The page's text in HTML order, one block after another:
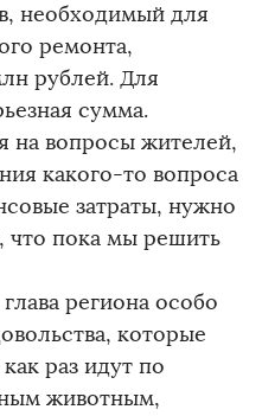
необходимый для
ремонта,
рублей. Для
сумма.
на вопросы жителей,
какого-то вопроса
затраты, нужно
что пока мы решить
региона особо
которые
раз идут по
животным,